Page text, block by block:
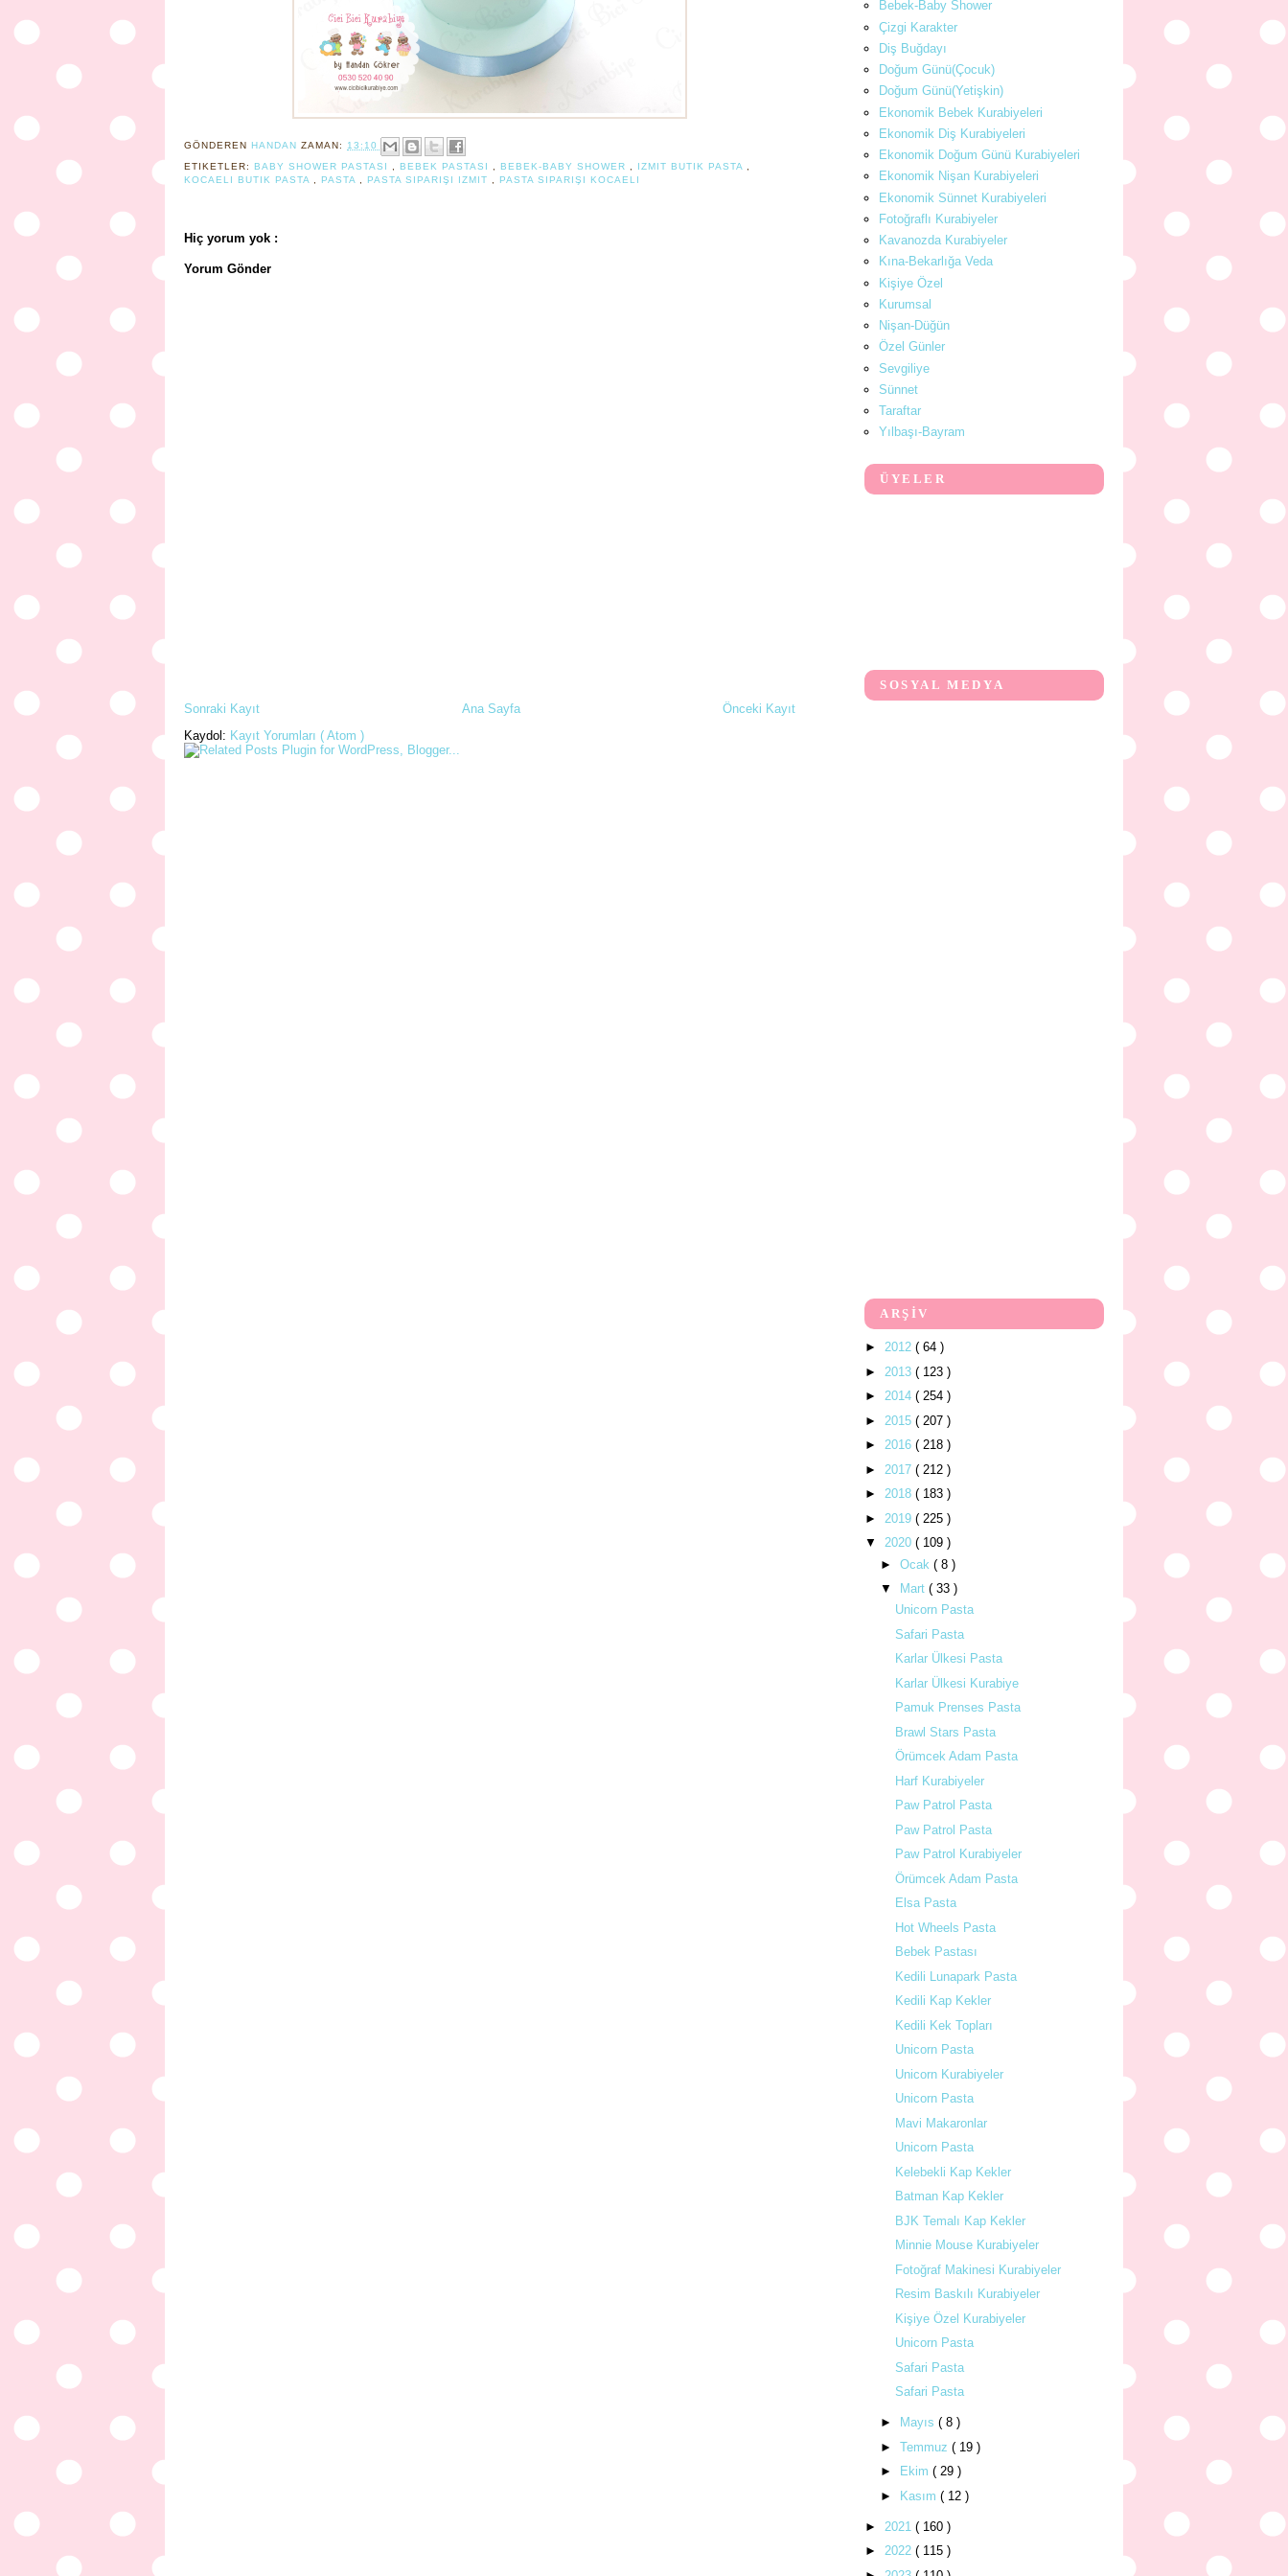
GÖNDEREN HANDAN ZAMAN: 13:10
ETIKETLER: BABY SHOWER PASTASI BEBEK PASTASI BEBEK-BABY SHOWER IZMIT BUTIK PASTA
KOCAELI BUTIK PASTA
PASTA PASTA SIPARIŞI IZMIT PASTA SIPARIŞI KOCAELI
Hiç yorum yok :
Yorum Gönder
Sonraki Kayıt Önceki Kayıt
Ana Sayfa
Kaydol: Kayıt Yorumları ( Atom )
Bebek-Baby Shower
Çizgi Karakter
Diş Buğdayı
Doğum Günü(Çocuk)
Doğum Günü(Yetişkin)
Ekonomik Bebek Kurabiyeleri
Ekonomik Diş Kurabiyeleri
Ekonomik Doğum Günü Kurabiyeleri
Ekonomik Nişan Kurabiyeleri
Ekonomik Sünnet Kurabiyeleri
Fotoğraflı Kurabiyeler
Kavanozda Kurabiyeler
Kına-Bekarlığa Veda
Kişiye Özel
Kurumsal
Nişan-Düğün
Özel Günler
Sevgiliye
Sünnet
Taraftar
Yılbaşı-Bayram
ÜYELER
SOSYAL MEDYA
ARŞİV
► 2012 ( 64 )
► 2013 ( 123 )
► 2014 ( 254 )
► 2015 ( 207 )
► 2016 ( 218 )
► 2017 ( 212 )
► 2018 ( 183 )
► 2019 ( 225 )
▼ 2020 ( 109 )
► Ocak ( 8 )
▼
Mart ( 33 )
Unicorn Pasta
Safari Pasta
Karlar Ülkesi Pasta
Karlar Ülkesi Kurabiye
Pamuk Prenses Pasta
Brawl Stars Pasta
Örümcek Adam Pasta
Harf Kurabiyeler
Paw Patrol Pasta
Paw Patrol Pasta
Paw Patrol Kurabiyeler
Örümcek Adam Pasta
Elsa Pasta
Hot Wheels Pasta
Bebek Pastası
Kedili Lunapark Pasta
Kedili Kap Kekler
Kedili Kek Topları
Unicorn Pasta
Unicorn Kurabiyeler
Unicorn Pasta
Mavi Makaronlar
Unicorn Pasta
Kelebekli Kap Kekler
Batman Kap Kekler
BJK Temalı Kap Kekler
Minnie Mouse Kurabiyeler
Fotoğraf Makinesi Kurabiyeler
Resim Baskılı Kurabiyeler
Kişiye Özel Kurabiyeler
Unicorn Pasta
Safari Pasta
Safari Pasta
► Mayıs ( 8 )
► Temmuz ( 19 )
►
Ekim ( 29 )
►
Kasım ( 12 )
► 2021 ( 160 )
► 2022 ( 115 )